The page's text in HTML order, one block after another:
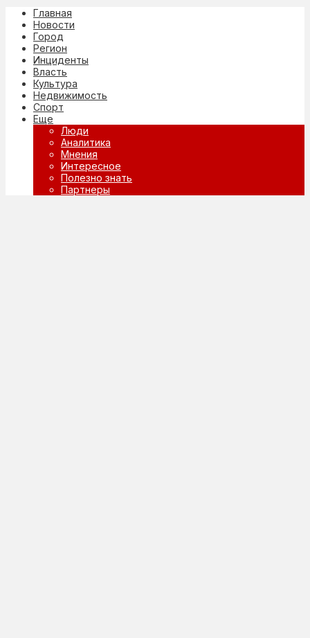
Главная
Новости
Город
Регион
Инциденты
Власть
Культура
Недвижимость
Спорт
Еще
Люди
Аналитика
Мнения
Интересное
Полезно знать
Партнеры